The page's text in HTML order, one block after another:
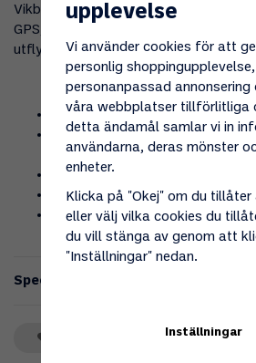
Specifikationer
Vikbar solpanel på 12W för laddning
GPS, kamera m.m. Liten och smidig
utflykt, fjällvandring eller liknande.
Två integrerade USB-portar på
Kan med hjälp av de
t.ex ryggsäcken vid vandring
Effekt: 12W
Mått: 39 x 27 x 1,5 cm utvikt /
Output: 5V - 2A
upplevelse
Vi använder cookies för att
personlig shoppingupplevelse,
personanpassad
våra webbplatser tillförlitliga
detta ändamål samlar vi in
användarna, deras mönster
enheter.
Klicka på "Okej" om du
eller välj vilka cookies du
du vill stänga av genom att
"Inställningar" nedan.
Inställningar